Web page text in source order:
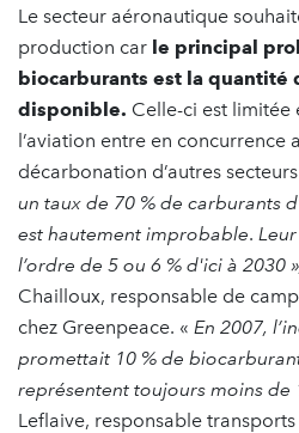
Le secteur aéronautique
production car le principal
biocarburants est la quantité
disponible. Celle-ci est limitée
l’aviation entre en concurrence
décarbonation d’autres
un taux de 70 % de carburants
est hautement improbable.
l’ordre de 5 ou 6 % d'ici à 2030
Chailloux, responsable de
chez Greenpeace. « En 2007,
promettait 10 % de
représentent toujours moins de
Leflaive, responsable